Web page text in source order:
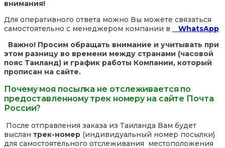
внимания!
Для оперативного ответа можно Вы можете связаться
самостоятельно с менеджером компании в
WhatsApp
Важно! Просим обращать внимание и учитывать при
этом разницу во времени между странами (часовой
пояс Таиланд) и график работы Компании, который
прописан на сайте.
Почему моя посылка не отслеживается по
предоставленному трек номеру на сайте Почта
России?
После отправления заказа из Таиланда Вам будет
выслан трек-номер (индивидуальный номер посылки)
для самостоятельного отслеживания местоположения